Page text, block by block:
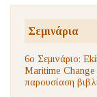
Σεμινάρια
6ο Σεμινάριο:
Maritime
παρουσίαση